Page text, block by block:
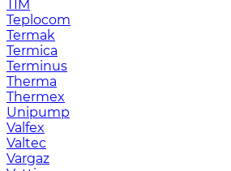
TIM
Teplocom
Termak
Termica
Terminus
Therma
Thermex
Unipump
Valfex
Valtec
Vargaz